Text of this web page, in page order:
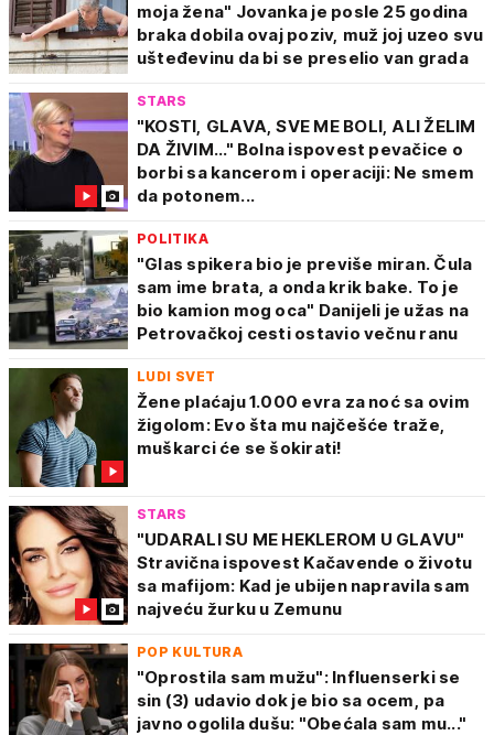
moja žena" Jovanka je posle 25 godina
braka dobila ovaj poziv, muž joj uzeo svu
ušteđevinu da bi se preselio van grada
STARS
"KOSTI, GLAVA, SVE ME BOLI, ALI ŽELIM
DA ŽIVIM..." Bolna ispovest pevačice o
borbi sa kancerom i operaciji: Ne smem
da potonem...
POLITIKA
"Glas spikera bio je previše miran. Čula
sam ime brata, a onda krik bake. To je
bio kamion mog oca" Danijeli je užas na
Petrovačkoj cesti ostavio večnu ranu
LUDI SVET
Žene plaćaju 1.000 evra za noć sa ovim
žigolom: Evo šta mu najčešće traže,
muškarci će se šokirati!
STARS
"UDARALI SU ME HEKLEROM U GLAVU"
Stravična ispovest Kačavende o životu
sa mafijom: Kad je ubijen napravila sam
najveću žurku u Zemunu
POP KULTURA
"Oprostila sam mužu": Influenserki se
sin (3) udavio dok je bio sa ocem, pa
javno ogolila dušu: "Obećala sam mu..."